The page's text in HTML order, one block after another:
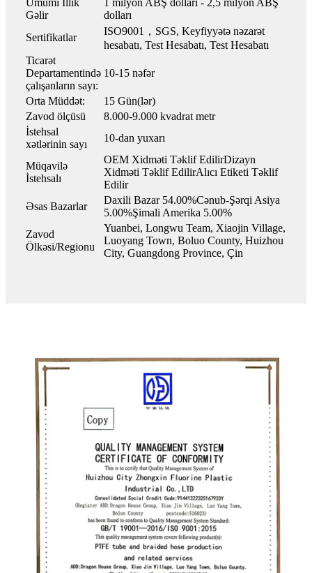
Ümumi İllik
Gəlir
1 milyon ABŞ dolları - 2,5 milyon ABŞ
dolları
Sertifikatlar
ISO9001，SGS, Keyfiyyətə nəzarət
hesabatı, Test Hesabatı, Test Hesabatı
Ticarət
Departamentində
çalışanların sayı:
10-15 nəfər
Orta Müddət:
15 Gün(lər)
Zavod ölçüsü
8.000-9.000 kvadrat metr
İstehsal
xətlərinin sayı
10-dan yuxarı
Müqavilə
İstehsalı
OEM Xidməti Təklif EdilirDizayn
Xidməti Təklif EdilirAlıcı Etiketi Təklif
Edilir
Əsas Bazarlar
Daxili Bazar 54.00%Cənub-Şərqi Asiya
5.00%Şimali Amerika 5.00%
Zavod
Ölkəsi/Regionu
Yuanbei, Longwu Team, Xiaojin Village,
Luoyang Town, Boluo County, Huizhou
City, Guangdong Province, Çin